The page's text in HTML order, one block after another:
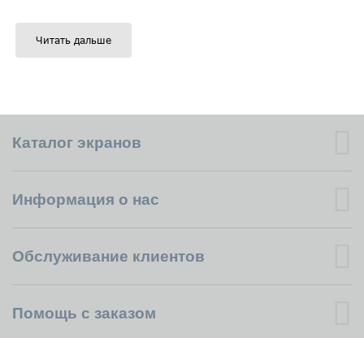
Читать дальше
Каталог экранов
Информация о нас
Обслуживание клиентов
Помощь с заказом